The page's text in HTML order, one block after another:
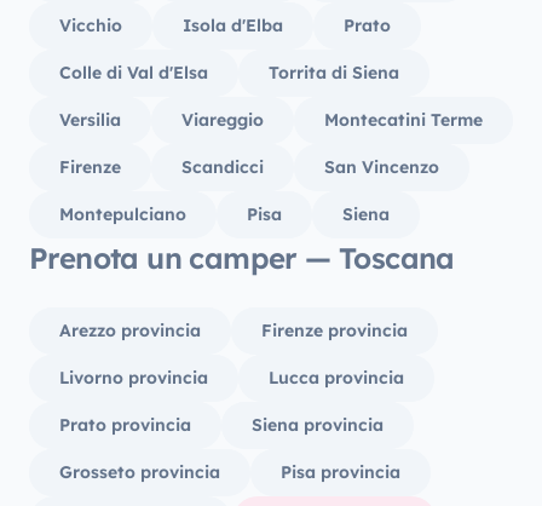
Vicchio Isola d'Elba Prato
Colle di Val d'Elsa Torrita di Siena
Versilia Viareggio Montecatini Terme
Firenze Scandicci San Vincenzo
Montepulciano Pisa Siena
Prenota un camper — Toscana
Arezzo provincia Firenze provincia
Livorno provincia Lucca provincia
Prato provincia Siena provincia
Grosseto provincia Pisa provincia